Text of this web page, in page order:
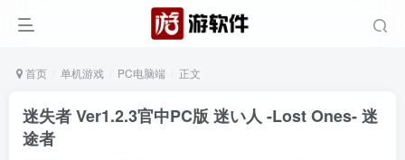
首页 单机游戏 PC电脑端 正文
迷失者 Ver1.2.3官中PC版 迷い人 -Lost Ones- 迷
途者